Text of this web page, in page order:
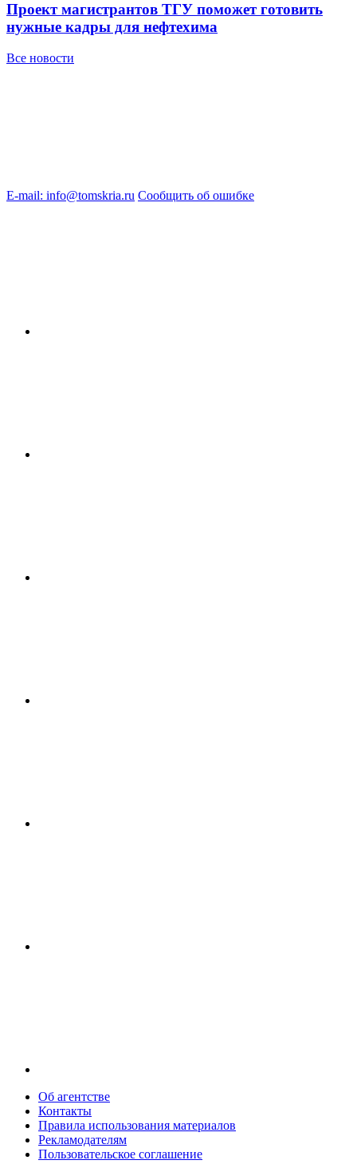
Проект магистрантов ТГУ поможет готовить
нужные кадры для нефтехима
Все новости
E-mail: info@tomskria.ru Сообщить об ошибке
Об агентстве
Контакты
Правила использования материалов
Рекламодателям
Пользовательское соглашение